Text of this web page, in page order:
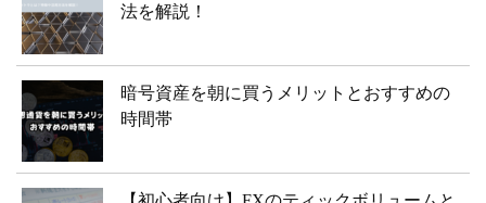
法を解説！
暗号資産を朝に買うメリットとおすすめの
時間帯